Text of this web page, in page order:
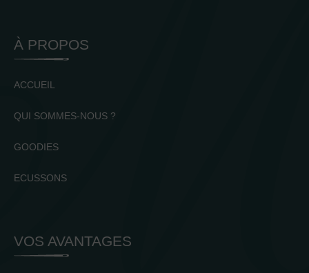
À PROPOS
ACCUEIL
QUI SOMMES-NOUS ?
GOODIES
ECUSSONS
VOS AVANTAGES